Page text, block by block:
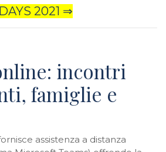
2021 ⇒
incontri
famiglie e
assistenza a distanza